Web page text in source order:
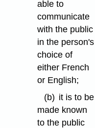
able to
communicate
with the public
in the person's
choice of
either French
or English;
(b) it is to be
made known
to the public